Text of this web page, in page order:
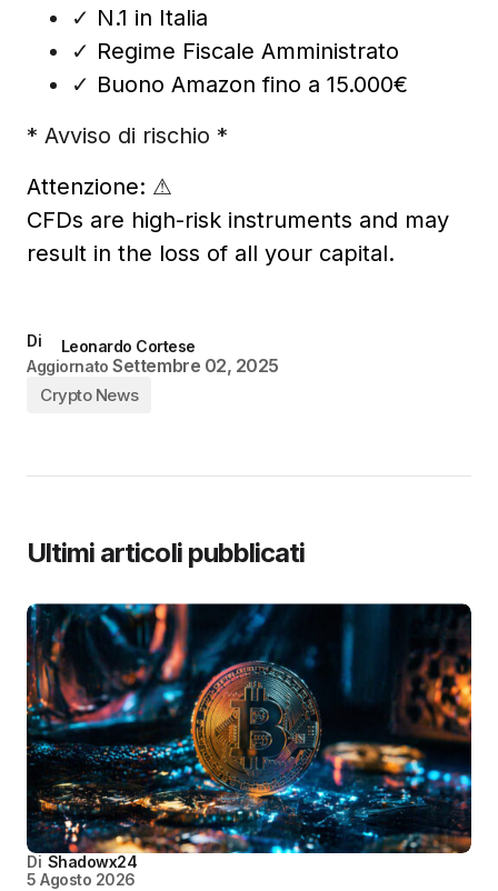
✓ N.1 in Italia
✓ Regime Fiscale Amministrato
✓ Buono Amazon fino a 15.000€
* Avviso di rischio *
Attenzione: ⚠
CFDs are high-risk instruments and may
result in the loss of all your capital.
Di
Leonardo Cortese
Aggiornato Settembre 02, 2025
Crypto News
Ultimi articoli pubblicati
Di Shadowx24
5 Agosto 2026